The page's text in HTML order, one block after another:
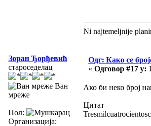
Ni najtemeljnije
Зоран Ђорђевић
староседелац
Ван
мреже
Пол:
Организација:
Одг: Како се
« Одговор #17 у:
Ако би неко број
Цитат